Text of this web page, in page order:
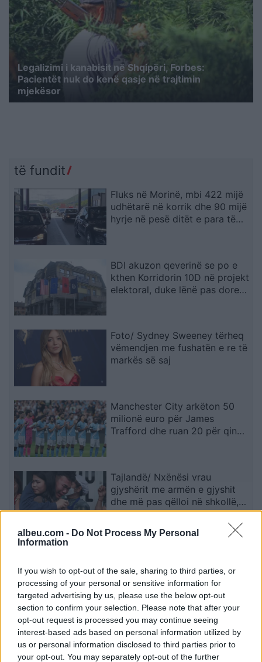
albeu.com - Do Not Process My Personal
Information
If you wish to opt-out of the sale, sharing to third parties, or
processing of your personal or sensitive information for
targeted advertising by us, please use the below opt-out
section to confirm your selection. Please note that after your
opt-out request is processed you may continue seeing
interest-based ads based on personal information utilized by
us or personal information disclosed to third parties prior to
your opt-out. You may separately opt-out of the further
Legalizimi i kanabisit në Shqipëri, Forbes:
Pacientët nuk do kenë qasje në trajtimin
mjekësor
të fundit
Fluks në Morinë, mbi 422 mijë
udhëtarë në korrik dhe 90 mijë
hyrje në pesë ditët e para të
BDI akuzon qeverinë se po e
kthen Korridorin 10D në projekt
elektoral, duke lënë pas dore
Foto/ Sydney Sweeney tërheq
vëmendjen me fushatën e re të
markës së saj
Manchester City arkëton 50
milionë euro për James
Trafford dhe ruan 20 për qind
Tajlandë/ Nxënësi vrau
gjyshërit me armën e gjyshit
dhe më pas qëlloi në shkollë,
pesë mësues të vdekur
viktimat nga Shqipëria
Vigenin: Maqedonia e Veriut
duhet të sigurojë përkrahjen e
qytetarëve bullgarë për
anëtarësimin në BE